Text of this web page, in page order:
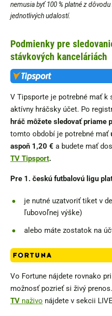
nemusia byť 100 % platné z
jednotlivých udalostí.
Podmienky pre
stávkových kanceláriách
V Tipsporte je potrebné mať k
aktívny hráčsky účet. Po
hráč môžete sledovať priame
tomto období je potrebné mať
aspoň 1,20 € a budete mať
TV Tipsport.
Pre 1. českú futbalovú ligu
je nutné uzatvoriť tiket v
ľubovoľnej výške)
alebo máte zostatok na
Vo Fortune nájdete rovnako
možnosť pozrieť si živý
TV naživo nájdete v sekcii